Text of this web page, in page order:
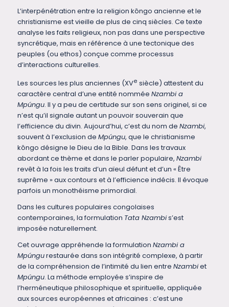
L’interpénétration entre la religion kôngo ancienne et le
christianisme est vieille de plus de cinq siècles. Ce texte
analyse les faits religieux, non pas dans une perspective
syncrétique, mais en référence à une tectonique des
peuples (ou ethos) conçue comme processus
d’interactions culturelles.
Les sources les plus anciennes (XVe siècle) attestent du
caractère central d’une entité nommée Nzambi a
Mpúngu. Il y a peu de certitude sur son sens originel, si ce
n’est qu’il signale autant un pouvoir souverain que
l’efficience du divin. Aujourd’hui, c’est du nom de Nzambi,
souvent à l’exclusion de Mpúngu, que le christianisme
kôngo désigne le Dieu de la Bible. Dans les travaux
abordant ce thème et dans le parler populaire, Nzambi
revêt à la fois les traits d’un aïeul défunt et d’un « Être
suprême » aux contours et à l’efficience indécis. Il évoque
parfois un monothéisme primordial.
Dans les cultures populaires congolaises
contemporaines, la formulation Tata Nzambis’est
imposée naturellement.
Cet ouvrage appréhende la formulation Nzambi a
Mpúngurestaurée dans son intégrité complexe, à partir
de la compréhension de l’intimité du lien entre Nzambiet
Mpúngu. La méthode employée s’inspire de
l’herméneutique philosophique et spirituelle, appliquée
aux sources européennes et africaines : c’est une